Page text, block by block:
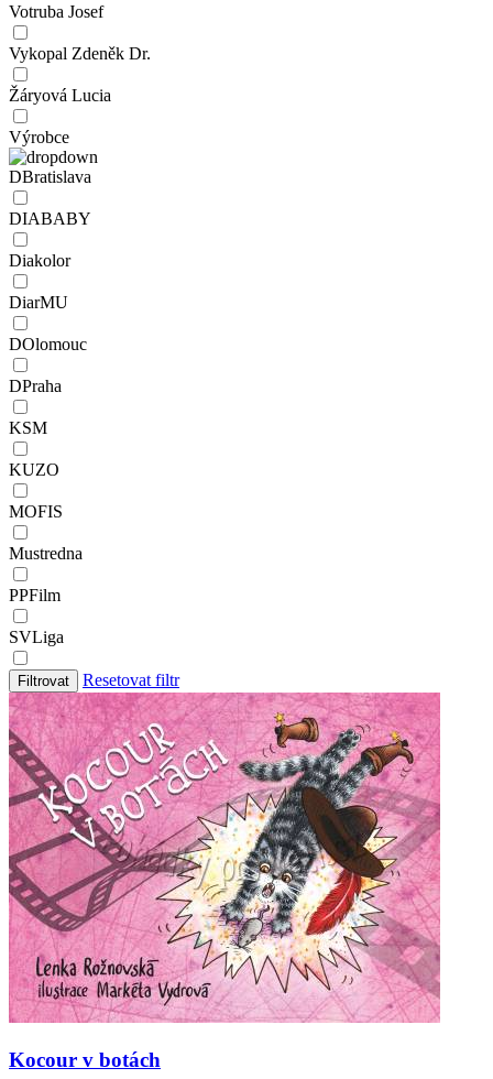
Votruba Josef
Vykopal Zdeněk Dr.
Žáryová Lucia
Výrobce
DBratislava
DIABABY
Diakolor
DiarMU
DOlomouc
DPraha
KSM
KUZO
MOFIS
Mustredna
PPFilm
SVLiga
Filtrovat Resetovat filtr
Kocour v botách